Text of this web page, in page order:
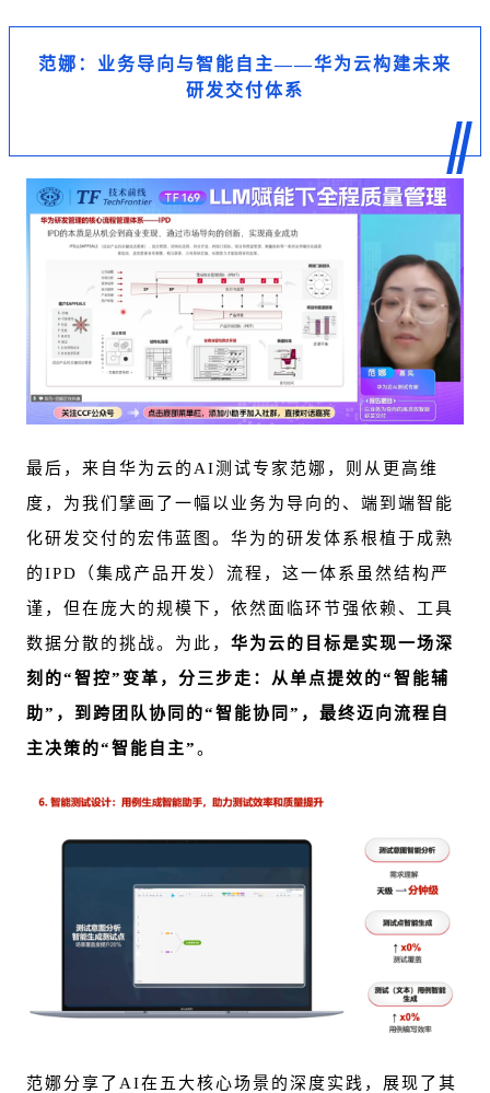
范娜：业务导向与智能自主——华为云构建未来
研发交付体系
最后，来自华为云的AI测试专家范娜，则从更高维
度，为我们擘画了一幅以业务为导向的、端到端智能
化研发交付的宏伟蓝图。华为的研发体系根植于成熟
的IPD（集成产品开发）流程，这一体系虽然结构严
谨，但在庞大的规模下，依然面临环节强依赖、工具
数据分散的挑战。为此， 华为云的目标是实现一场深
刻的“智控”变革，分三步走：从单点提效的“智能辅
助”，到跨团队协同的“智能协同”，最终迈向流程自
主决策的“智能自主”。
范娜分享了AI在五大核心场景的深度实践，展现了其